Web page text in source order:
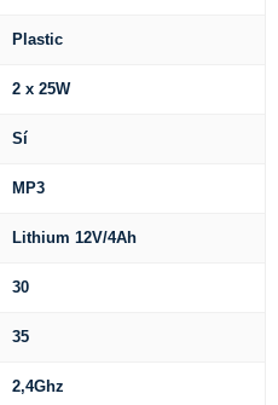
Plastic
2 x 25W
Sí
MP3
Lithium 12V/4Ah
30
35
2,4Ghz